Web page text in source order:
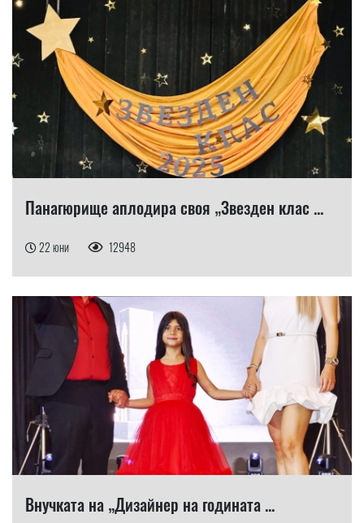
Панагюрище аплодира своя „Звезден клас ...
22 юни 12948
Внучката на „Дизайнер на годината ...